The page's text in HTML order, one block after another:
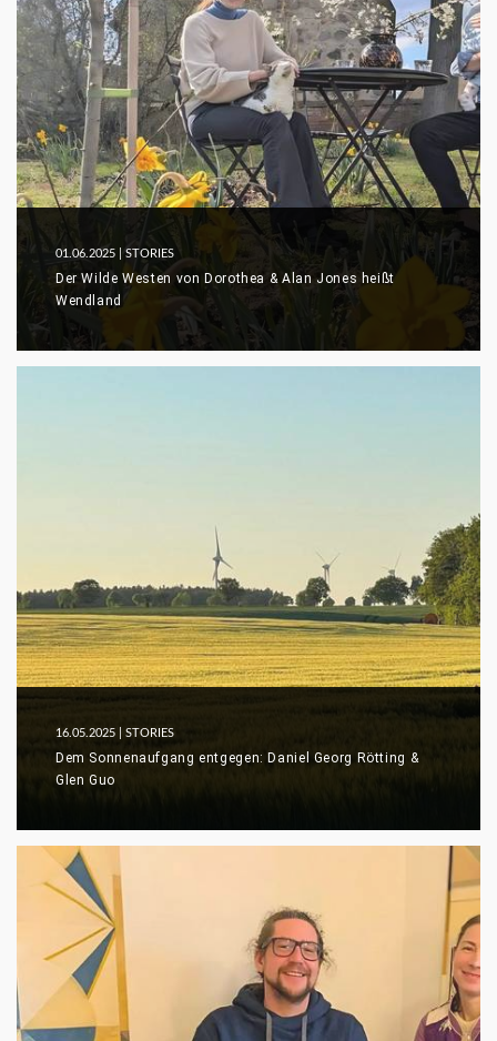
01.06.2025 | STORIES
Der Wilde Westen von Dorothea & Alan Jones heißt
Wendland
16.05.2025 | STORIES
Dem Sonnenaufgang entgegen: Daniel Georg Rötting &
Glen Guo